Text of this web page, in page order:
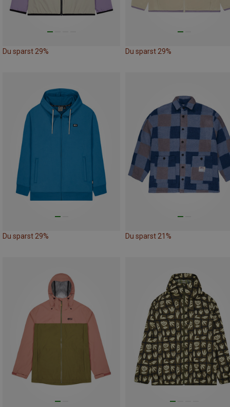
Du sparst 29% Du sparst 29%
Du sparst 29% Du sparst 21%